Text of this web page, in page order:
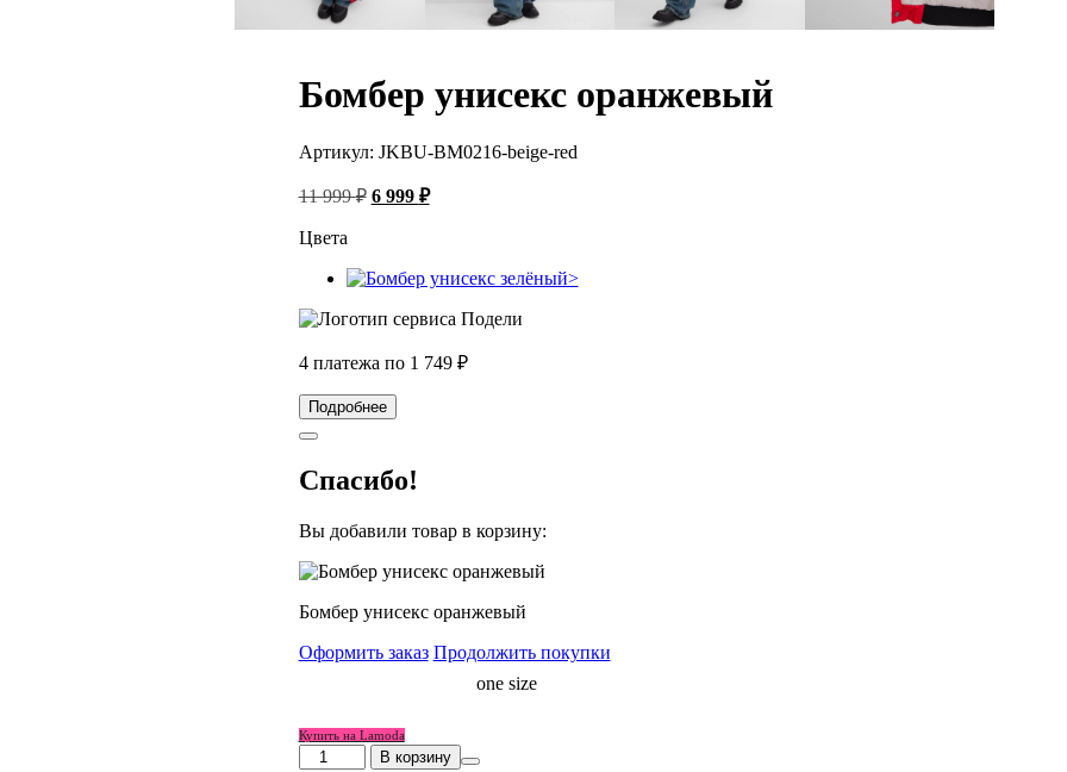
Бомбер унисекс оранжевый
Артикул: JKBU-BM0216-beige-red
11 999₽ Первоначальная
999 ₽.
6 999 ₽Текущая
Цвета
4 платежа по 1 749 ₽
Подробнее
Спасибо!
Вы добавили товар в корзину:
Бомбер унисекс оранжевый
Оформить заказ Продолжить покупки
one size
Купить на Lamoda
КоличествоВ корзину